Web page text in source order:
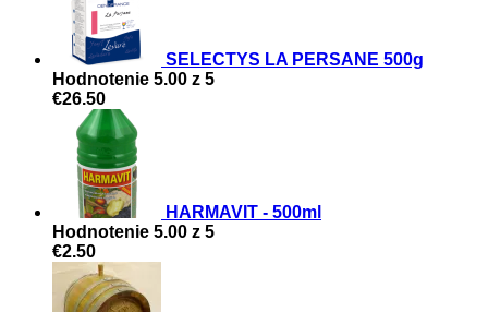
SELECTYS LA PERSANE 500g
Hodnotenie 5.00 z 5
€26.50
HARMAVIT - 500ml
Hodnotenie 5.00 z 5
€2.50